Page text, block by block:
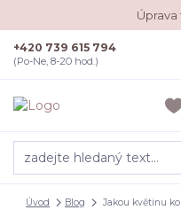
Úprava
+420 739 615 794
(Po-Ne, 8-20 hod.)
Úvod Blog Jakou květinu